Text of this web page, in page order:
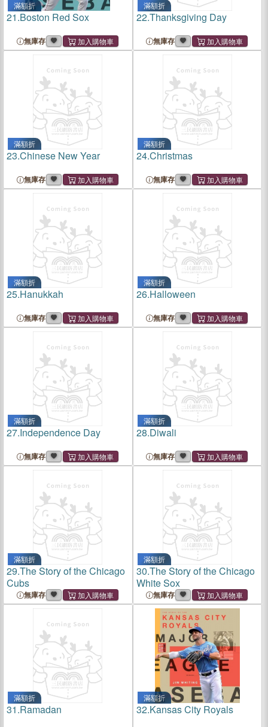
滿額折
21.Boston Red Sox
無庫存
滿額折
22.Thanksgiving Day
無庫存
滿額折
23.Chinese New Year
無庫存
滿額折
24.Christmas
無庫存
滿額折
25.Hanukkah
無庫存
滿額折
26.Halloween
無庫存
滿額折
27.Independence Day
無庫存
滿額折
28.Diwali
無庫存
滿額折
29.The Story of the Chicago
Cubs
無庫存
滿額折
30.The Story of the Chicago
White Sox
無庫存
滿額折
31.Ramadan
滿額折
32.Kansas City Royals